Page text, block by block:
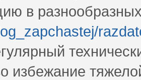
в
избежание